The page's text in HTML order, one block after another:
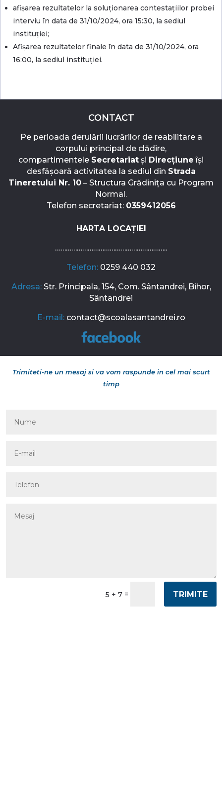
afişarea rezultatelor la soluţionarea contestaţiilor probei
interviu în data de 31/10/2024, ora 15:30, la sediul
instituției;
Afişarea rezultatelor finale în data de 31/10/2024, ora
16:00, la sediul instituției.
CONTACT
Pe perioada derulării lucrărilor de reabilitare a
corpului principal de clădire,
compartimentele Secretariat și Direcțiune își
desfășoară activitatea la sediul din Strada
Tineretului Nr. 10 – Structura Grădinița cu Program
Normal.
Telefon secretariat: 0359412056
HARTA LOCAȚIEI
……………………………………………………..
Telefon: 0259 440 032
Adresa: Str. Principala, 154, Com. Sântandrei, Bihor,
Sântandrei
E-mail: contact@scoalasantandrei.ro
Trimiteti-ne un mesaj si va vom raspunde in cel mai scurt
timp
5 + 7= TRIMITE